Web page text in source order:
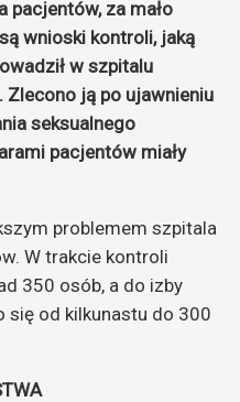
pacjentów, za mało
wnioski kontroli, jaką
w szpitalu
Zlecono ją po ujawnieniu
seksualnego
pacjentów miały
problemem szpitala
W trakcie kontroli
350 osób, a do izby
się od kilkunastu do 300